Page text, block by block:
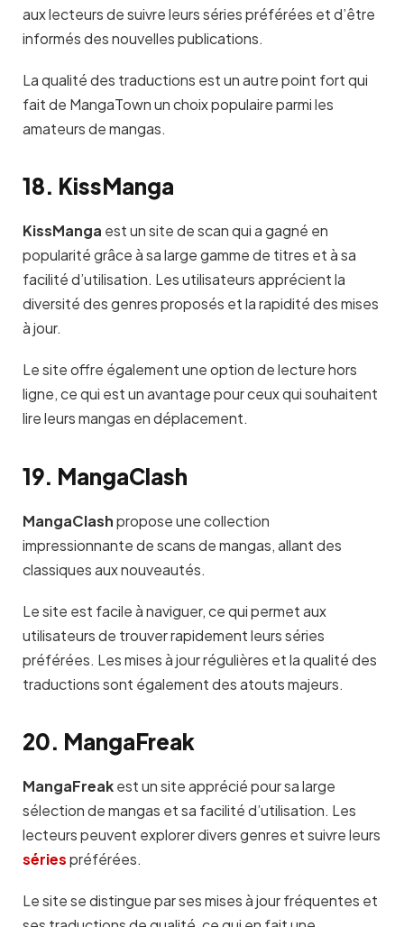
aux lecteurs de suivre leurs séries préférées et d’être
informés des nouvelles publications.
La qualité des traductions est un autre point fort qui
fait de MangaTown un choix populaire parmi les
amateurs de mangas.
18. KissManga
KissManga est un site de scan qui a gagné en
popularité grâce à sa large gamme de titres et à sa
facilité d’utilisation. Les utilisateurs apprécient la
diversité des genres proposés et la rapidité des mises
à jour.
Le site offre également une option de lecture hors
ligne, ce qui est un avantage pour ceux qui souhaitent
lire leurs mangas en déplacement.
19. MangaClash
MangaClashpropose une collection
impressionnante de scans de mangas, allant des
classiques aux nouveautés.
Le site est facile à naviguer, ce qui permet aux
utilisateurs de trouver rapidement leurs séries
préférées. Les mises à jour régulières et la qualité des
traductions sont également des atouts majeurs.
20. MangaFreak
MangaFreakest un site apprécié pour sa large
sélection de mangas et sa facilité d’utilisation. Les
lecteurs peuvent explorer divers genres et suivre leurs
sériespréférées.
Le site se distingue par ses mises à jour fréquentes et